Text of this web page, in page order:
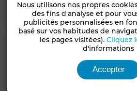
Contacter Appelez
Nous utilisons nos propres
des fins d'analyse et pour
publicités personnalisées en
basé sur vos habitudes de
les pages visitées). Cliquez
d'informations
Accepter